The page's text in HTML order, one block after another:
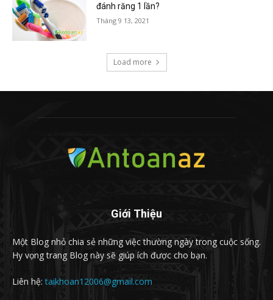
đánh răng 1 lần?
Tháng 9 13, 2021
Load more
Giới Thiệu
Một Blog nhỏ chia sẻ những việc thường ngày trong cuộc sống.
Hy vọng trang Blog này sẽ giúp ích được cho bạn.
Liên hệ:taikhoan12006@gmail.com